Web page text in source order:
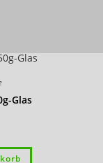
Glas